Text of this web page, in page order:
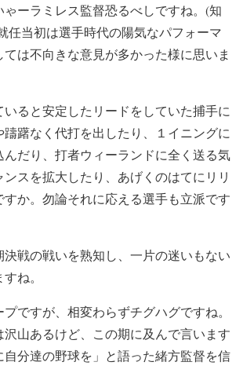
ゃーラミレス監督恐るべしですね。 (知
任当初は選手時代の陽気なパフォーマ
は不向きな意見が多かった様に思いま
ると安定したリードをしていた捕手に
躇なく代打を出したり、１イニングに
んだり、打者ウィーランドに全く送る気
スを拡大したり、あげくのはてにリリ
か。勿論それに応える選手も立派です
戦の戦いを熟知し、一片の迷いもない
ね。
ですが、相変わらずチグハグですね。
沢山あるけど、この期に及んで言います
自分達の野球を」と語った緒方監督を信